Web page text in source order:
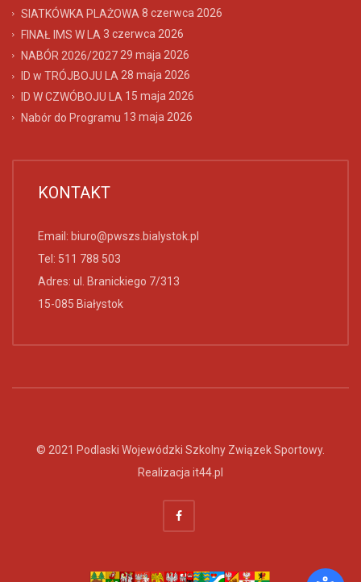
SIATKÓWKA PLAŻOWA 8 czerwca 2026
FINAŁ IMS W LA 3 czerwca 2026
NABÓR 2026/2027 29 maja 2026
ID w TRÓJBOJU LA 28 maja 2026
ID W CZWÓBOJU LA 15 maja 2026
Nabór do Programu 13 maja 2026
KONTAKT
Email: biuro@pwszs.bialystok.pl
Tel: 511 788 503
Adres: ul. Branickiego 7/313
15-085 Białystok
© 2021 Podlaski Wojewódzki Szkolny Związek Sportowy.
Realizacja it44.pl